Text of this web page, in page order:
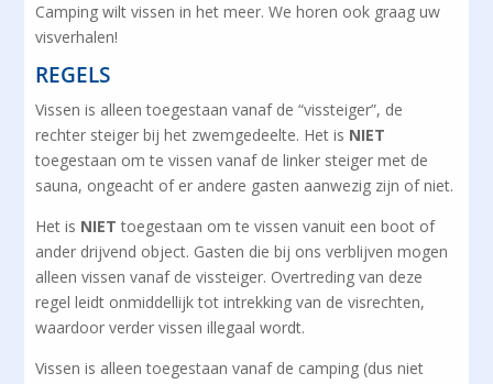
Camping wilt vissen in het meer. We horen ook graag uw
visverhalen!
REGELS
Vissen is alleen toegestaan vanaf de “vissteiger”, de
rechter steiger bij het zwemgedeelte. Het is NIET
toegestaan om te vissen vanaf de linker steiger met de
sauna, ongeacht of er andere gasten aanwezig zijn of niet.
Het is NIETtoegestaan om te vissen vanuit een boot of
ander drijvend object. Gasten die bij ons verblijven mogen
alleen vissen vanaf de vissteiger. Overtreding van deze
regel leidt onmiddellijk tot intrekking van de visrechten,
waardoor verder vissen illegaal wordt.
Vissen is alleen toegestaan vanaf de camping (dus niet